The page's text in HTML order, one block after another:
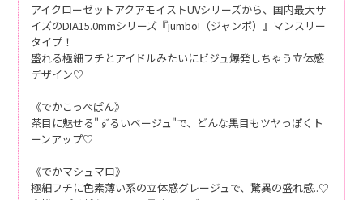
アイクローゼットアクアモイストUVシリーズから、国内最大サ
イズのDIA15.0mmシリーズ『jumbo!（ジャンボ）』マンスリー
タイプ！
盛れる極細フチとアイドルみたいにビジュ爆発しちゃう立体感
デザイン♡
《でかこっぺぱん》
茶目に魅せる"ずるいベージュ"で、どんな黒目もツヤっぽくト
ーンアップ♡
《でかマシュマロ》
極細フチに色素薄い系の立体感グレージュで、驚異の盛れ感..♡